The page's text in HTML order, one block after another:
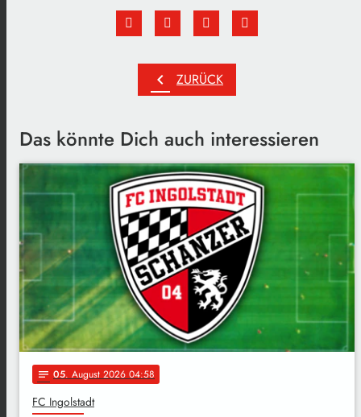
chevron_left ZURÜCK
Das könnte Dich auch interessieren
notes 05. August 2026 04:58
FC Ingolstadt